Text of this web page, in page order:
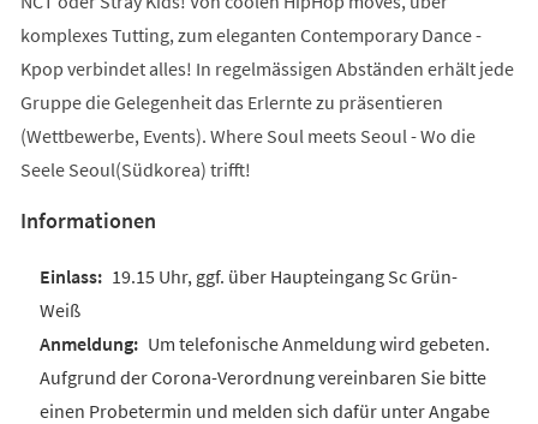
komplexes Tutting, zum eleganten Contemporary Dance -
Kpop verbindet alles! In regelmässigen Abständen erhält jede
Gruppe die Gelegenheit das Erlernte zu präsentieren
(Wettbewerbe, Events). Where Soul meets Seoul - Wo die
Seele Seoul(Südkorea) trifft!
Informationen
19.15 Uhr, ggf. über Haupteingang Sc Grün-
Weiß
Um telefonische Anmeldung wird gebeten.
Aufgrund der Corona-Verordnung vereinbaren Sie bitte
einen Probetermin und melden sich dafür unter Angabe